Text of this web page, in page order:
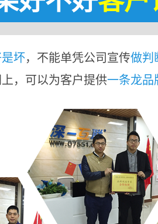
坏，不能单凭公司宣传做判
，可以为客户提供一条龙品